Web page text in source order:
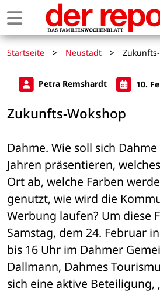
Startseite > Neustadt >
Petra Remshardt 10.
Zukunfts-Wokshop
Dahme. Wie soll sich
Jahren präsentieren,
Ort ab, welche Farben
genutzt, wie wird die
Werbung laufen? Um diese
Samstag, dem 24. Februar
bis 16 Uhr im Dahmer
Dallmann, Dahmes
sich eine aktive Beteiligung,